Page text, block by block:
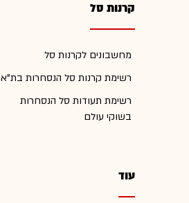
קרנות סל
מחשבונים לקרנות סל
רשימת קרנות סל הנסחרות בת"א
רשימת תעודות סל הנסחרות
בשוקי עולם
עוד